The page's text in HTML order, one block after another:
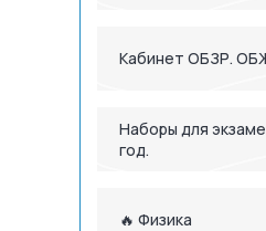
Кабинет ОБЗР.
Наборы для
год.
🔥 Физика